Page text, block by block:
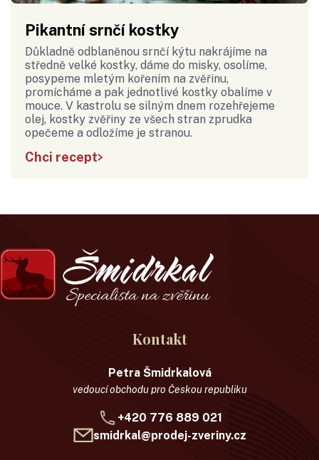
Pikantní srnčí kostky
Důkladně odblaněnou srnčí kýtu nakrájíme na
středně velké kostky, dáme do misky, osolíme,
posypeme mletým kořením na zvěřinu,
promícháme a pak jednotlivé kostky obalíme v
mouce. V kastrolu se silným dnem rozehřejeme
olej, kostky zvěřiny ze všech stran zprudka
opečeme a odložíme je stranou.
Chci recept
Kontakt
Petra Šmidrkalová
vedoucí obchodu pro Českou republiku
+420 776 889 021
smidrkal@prodej-zveriny.cz